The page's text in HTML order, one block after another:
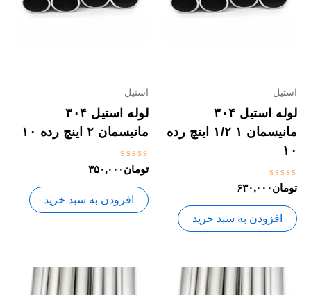
استیل
لوله استیل ۳۰۴
مانیسمان ۱ ۱/۲ اینچ رده
۱۰
نمره
0
از
5
تومان۶۳۰,۰۰۰
افزودن به سبد خرید
استیل
لوله استیل ۳۰۴
مانیسمان ۲ اینچ رده ۱۰
نمره
0
از
5
تومان۳۵۰,۰۰۰
افزودن به سبد خرید